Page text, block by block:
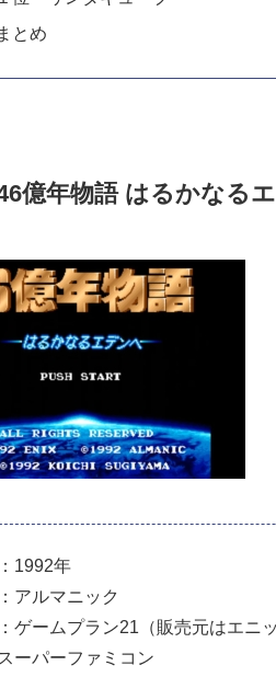
とめ
億年物語 はるかなる
1992年
アルマニック
ゲームプラン21（販売元はエニ
ーパーファミコン